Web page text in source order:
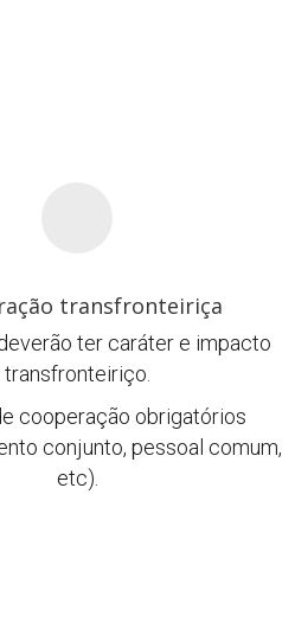
transfronteiriça
ter caráter e impacto
transfronteiriço.
cooperação obrigatórios
conjunto, pessoal comum,
etc).